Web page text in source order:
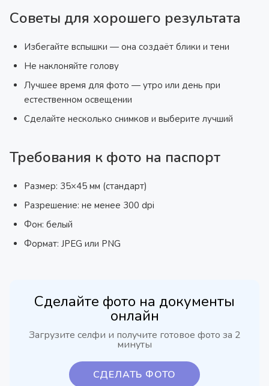
Советы для хорошего результата
Избегайте вспышки — она создаёт блики и тени
Не наклоняйте голову
Лучшее время для фото — утро или день при
естественном освещении
Сделайте несколько снимков и выберите лучший
Требования к фото на паспорт
Размер: 35×45 мм (стандарт)
Разрешение: не менее 300 dpi
Фон: белый
Формат: JPEG или PNG
Сделайте фото на документы
онлайн
Загрузите селфи и получите готовое фото за 2
минуты
СДЕЛАТЬ ФОТО